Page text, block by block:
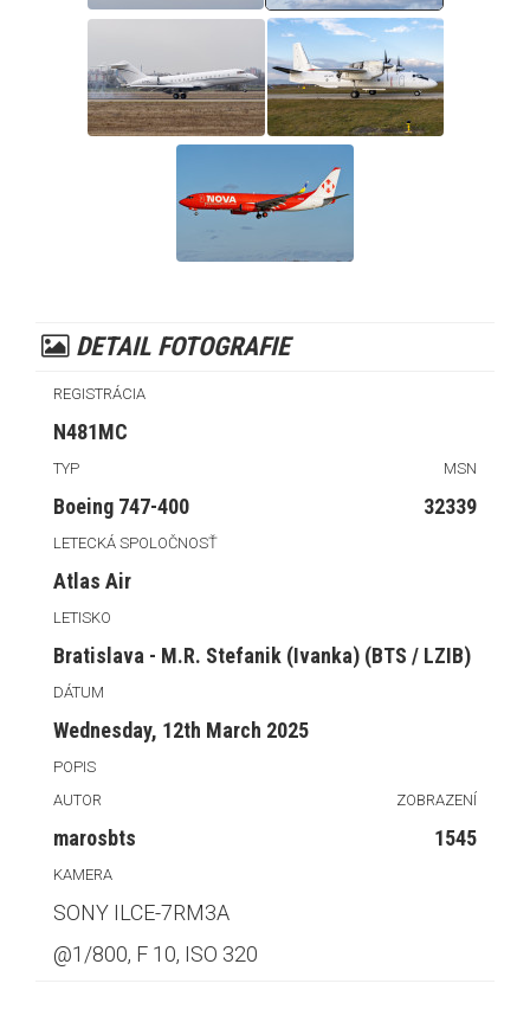
DETAIL FOTOGRAFIE
REGISTRÁCIA
N481MC
TYP MSN
Boeing 747-400 32339
LETECKÁ SPOLOČNOSŤ
Atlas Air
LETISKO
Bratislava - M.R. Stefanik (Ivanka) (BTS / LZIB)
DÁTUM
Wednesday, 12th March 2025
POPIS
AUTOR
ZOBRAZENÍ
marosbts 1545
KAMERA
SONY ILCE-7RM3A
@1/800, F 10, ISO 320